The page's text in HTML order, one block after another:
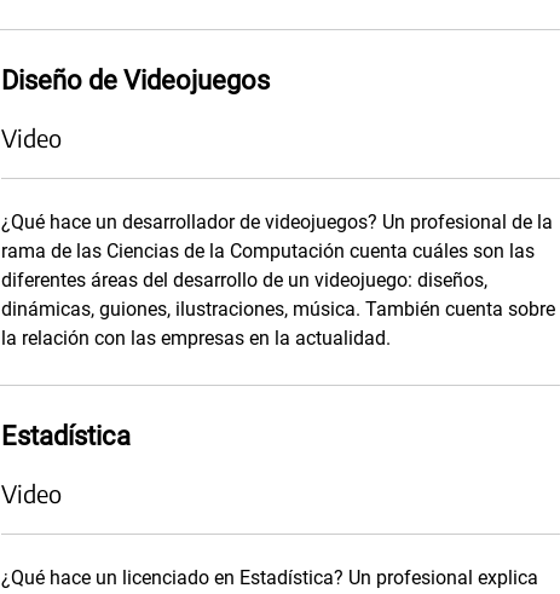
Diseño de Videojuegos
Video
¿Qué hace un desarrollador de videojuegos? Un profesional de la
rama de las Ciencias de la Computación cuenta cuáles son las
diferentes áreas del desarrollo de un videojuego: diseños,
dinámicas, guiones, ilustraciones, música. También cuenta sobre
la relación con las empresas en la actualidad.
Estadística
Video
¿Qué hace un licenciado en Estadística? Un profesional explica